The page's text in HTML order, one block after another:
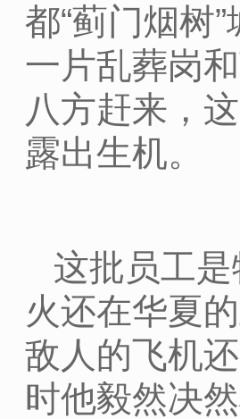
都“蓟门烟树
一片乱葬岗
八方赶来，
露出生机。
这批员工
火还在华夏
敌人的飞机
时他毅然决